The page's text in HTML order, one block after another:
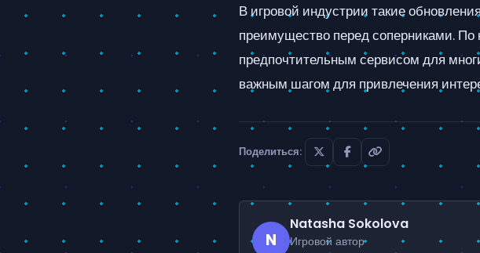
В игровой индустрии такие
преимущество перед соперниками. По
предпочтительным сервисом для
важным шагом для привлечения
Поделиться:
N
Natasha Sokolova
Игровой автор